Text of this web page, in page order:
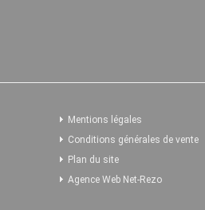
Mentions légales
Conditions générales de vente
Plan du site
Agence Web Net-Rezo